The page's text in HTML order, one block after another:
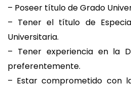
– Poseer título de Grado
– Tener el título de
Universitaria.
– Tener experiencia en la
preferentemente.
– Estar comprometido con